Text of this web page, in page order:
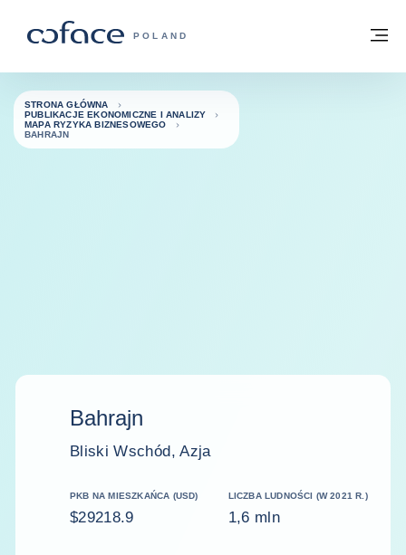
COFACE FOR TRADE - STRONA
POLAND
Powrót do strony głównej
STRONA GŁÓWNA
PUBLIKACJE EKONOMICZNE I ANALIZY
MAPA RYZYKA BIZNESOWEGO
BAHRAJN
Bahrajn
Bliski Wschód, Azja
PKB NA MIESZKAŃCA (USD)
$29218.9
LICZBA LUDNOŚCI (W 2021 R.)
1,6 mln